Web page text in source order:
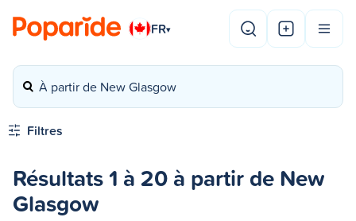
FR▾
À partir de New Glasgow
Filtres
Résultats 1 à 20 à partir de New
Glasgow